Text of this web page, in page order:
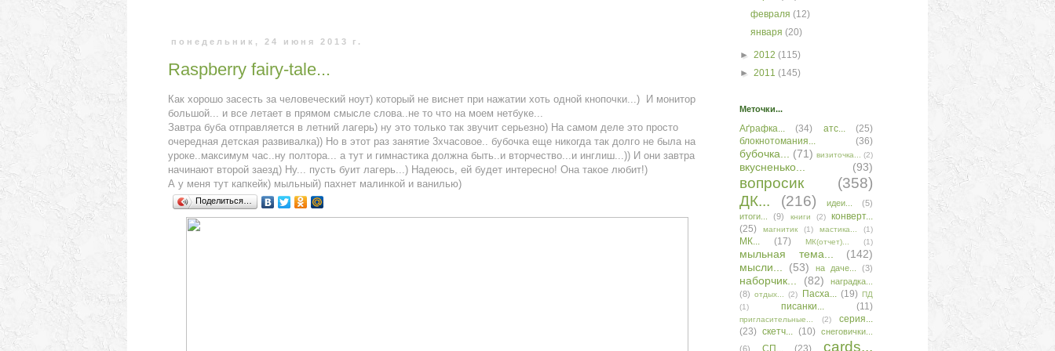
понедельник, 24 июня 2013 г.
Raspberry fairy-tale...
Как хорошо засесть за человеческий ноут) который не виснет при нажатии хоть одной кнопочки...) И монитор
большой... и все летает в прямом смысле слова..не то что на моем нетбуке...
Завтра буба отправляется в летний лагерь) ну это только так звучит серьезно) На самом деле это просто
очередная детская развивалка)) Но в этот раз занятие 3хчасовое.. бубочка еще никогда так долго не была на
уроке..максимум час..ну полтора... а тут и гимнастика должна быть..и вторчество...и инглиш...)) И они завтра
начинают второй заезд) Ну... пусть буит лагерь...) Надеюсь, ей будет интересно! Она такое любит!)
А у меня тут капкейк) мыльный) пахнет малинкой и ванилью)
Поделиться…
февраля(12)
января(20)
► 2012 (115)
► 2011 (145)
Меточки...
Аґрафка... (34) атс...
(25)
блокнотомания...
(36)
бубочка... (71) визиточка... (2)
вкусненько... (93)
вопросик
(358)
ДК...
(216) идеи...
(5)
итоги...
(9) книги (2)
конверт...
(25)
магнитик (1) мастика... (1)
МК... (17) МК(отчет)... (1)
мыльная тема...
(142)
мысли...
(53) на даче... (3)
наборчик... (82)
наградка...
(8) отдых... (2) Пасха... (19) ПД
(1)
писанки... (11)
пригласительные... (2)
серия...
(23) скетч... (10) снеговички...
(6)
СП... (23)
сards...